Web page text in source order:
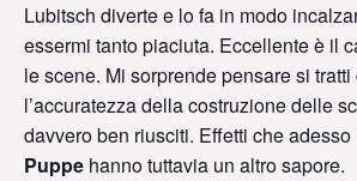
Lubitsch diverte e lo fa in modo
essermi tanto piaciuta. Eccellente è il
le scene. Mi sorprende pensare si
l’accuratezza della costruzione delle
davvero ben riusciti. Effetti che
Puppe hanno tuttavia un altro sapore.